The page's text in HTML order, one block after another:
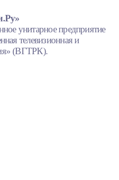
унитарное предприятие
телевизионная и
(ВГТРК).